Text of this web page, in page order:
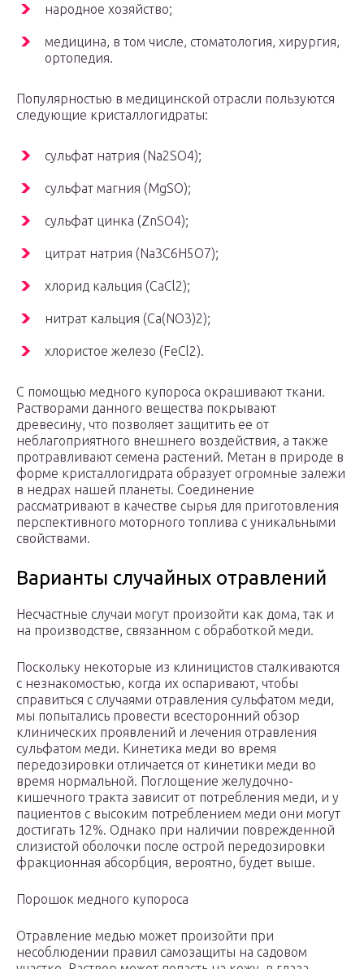
народное хозяйство;
медицина, в том числе, стоматология, хирургия,
ортопедия.
Популярностью в медицинской отрасли пользуются
следующие кристаллогидраты:
сульфат натрия (Na2SO4);
сульфат магния (MgSO);
сульфат цинка (ZnSO4);
цитрат натрия (Na3C6H5O7);
хлорид кальция (CaCl2);
нитрат кальция (Ca(NO3)2);
хлористое железо (FeCl2).
С помощью медного купороса окрашивают ткани.
Растворами данного вещества покрывают
древесину, что позволяет защитить ее от
неблагоприятного внешнего воздействия, а также
протравливают семена растений. Метан в природе в
форме кристаллогидрата образует огромные залежи
в недрах нашей планеты. Соединение
рассматривают в качестве сырья для приготовления
перспективного моторного топлива с уникальными
свойствами.
Варианты случайных отравлений
Несчастные случаи могут произойти как дома, так и
на производстве, связанном с обработкой меди.
Поскольку некоторые из клиницистов сталкиваются
с незнакомостью, когда их оспаривают, чтобы
справиться с случаями отравления сульфатом меди,
мы попытались провести всесторонний обзор
клинических проявлений и лечения отравления
сульфатом меди. Кинетика меди во время
передозировки отличается от кинетики меди во
время нормальной. Поглощение желудочно-
кишечного тракта зависит от потребления меди, и у
пациентов с высоким потреблением меди они могут
достигать 12%. Однако при наличии поврежденной
слизистой оболочки после острой передозировки
фракционная абсорбция, вероятно, будет выше.
Порошок медного купороса
Отравление медью может произойти при
несоблюдении правил самозащиты на садовом